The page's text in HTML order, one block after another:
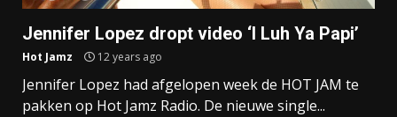
Jennifer Lopez dropt video ‘I Luh Ya Papi’
Hot Jamz 12 years ago
Jennifer Lopez had afgelopen week de HOT JAM te
pakken op Hot Jamz Radio. De nieuwe single...